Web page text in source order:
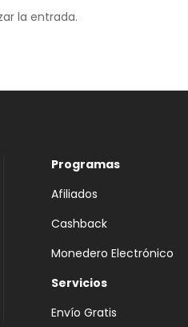
la entrada.
Programas
Afiliados
Cashback
Monedero Electrónico
Servicios
Envío Gratis